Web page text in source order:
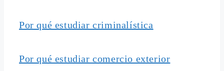
Por qué estudiar criminalística
Por qué estudiar comercio exterior